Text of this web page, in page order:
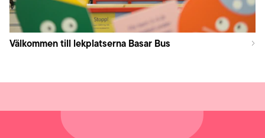
Välkommen till lekplatserna Basar Bus
Förgyll påsklovet